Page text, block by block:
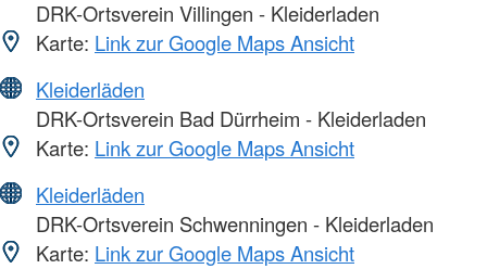
DRK-Ortsverein Villingen - Kleiderladen
Karte: Link zur Google Maps Ansicht
Kleiderläden
DRK-Ortsverein Bad Dürrheim - Kleiderladen
Karte: Link zur Google Maps Ansicht
Kleiderläden
DRK-Ortsverein Schwenningen - Kleiderladen
Karte: Link zur Google Maps Ansicht